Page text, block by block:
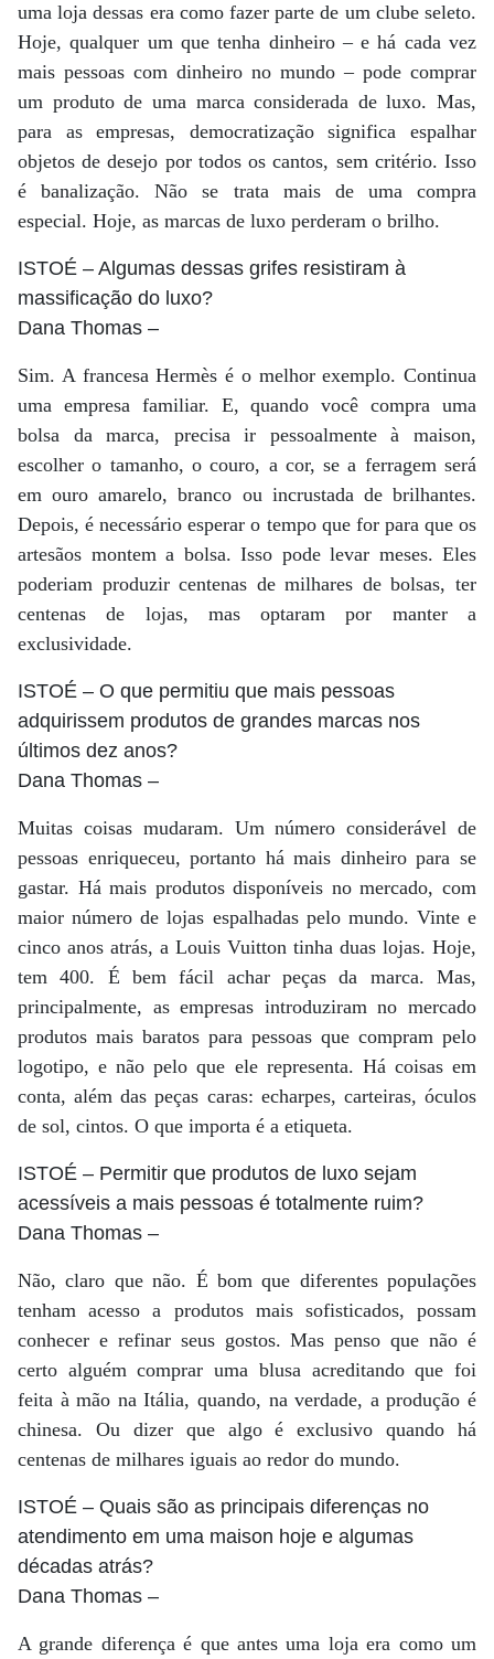
uma loja dessas era como fazer parte de um clube seleto.
Hoje, qualquer um que tenha dinheiro – e há cada vez
mais pessoas com dinheiro no mundo – pode comprar
um produto de uma marca considerada de luxo. Mas,
para as empresas, democratização significa espalhar
objetos de desejo por todos os cantos, sem critério. Isso
é banalização. Não se trata mais de uma compra
especial. Hoje, as marcas de luxo perderam o brilho.
ISTOÉ – Algumas dessas grifes resistiram à
massificação do luxo?
Dana Thomas –
Sim. A francesa Hermès é o melhor exemplo. Continua
uma empresa familiar. E, quando você compra uma
bolsa da marca, precisa ir pessoalmente à maison,
escolher o tamanho, o couro, a cor, se a ferragem será
em ouro amarelo, branco ou incrustada de brilhantes.
Depois, é necessário esperar o tempo que for para que os
artesãos montem a bolsa. Isso pode levar meses. Eles
poderiam produzir centenas de milhares de bolsas, ter
centenas de lojas, mas optaram por manter a
exclusividade.
ISTOÉ – O que permitiu que mais pessoas
adquirissem produtos de grandes marcas nos
últimos dez anos?
Dana Thomas –
Muitas coisas mudaram. Um número considerável de
pessoas enriqueceu, portanto há mais dinheiro para se
gastar. Há mais produtos disponíveis no mercado, com
maior número de lojas espalhadas pelo mundo. Vinte e
cinco anos atrás, a Louis Vuitton tinha duas lojas. Hoje,
tem 400. É bem fácil achar peças da marca. Mas,
principalmente, as empresas introduziram no mercado
produtos mais baratos para pessoas que compram pelo
logotipo, e não pelo que ele representa. Há coisas em
conta, além das peças caras: echarpes, carteiras, óculos
de sol, cintos. O que importa é a etiqueta.
ISTOÉ – Permitir que produtos de luxo sejam
acessíveis a mais pessoas é totalmente ruim?
Dana Thomas –
Não, claro que não. É bom que diferentes populações
tenham acesso a produtos mais sofisticados, possam
conhecer e refinar seus gostos. Mas penso que não é
certo alguém comprar uma blusa acreditando que foi
feita à mão na Itália, quando, na verdade, a produção é
chinesa. Ou dizer que algo é exclusivo quando há
centenas de milhares iguais ao redor do mundo.
ISTOÉ – Quais são as principais diferenças no
atendimento em uma maison hoje e algumas
décadas atrás?
Dana Thomas –
A grande diferença é que antes uma loja era como um